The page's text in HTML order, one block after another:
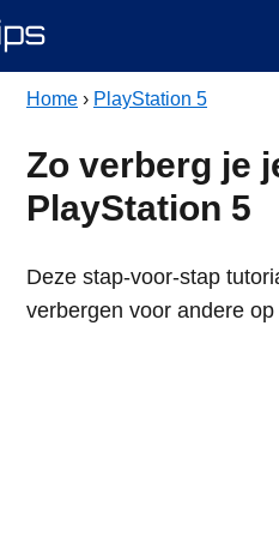
Home › PlayStation 5
Zo verberg je
PlayStation 5
Deze stap-voor-stap
verbergen voor andere